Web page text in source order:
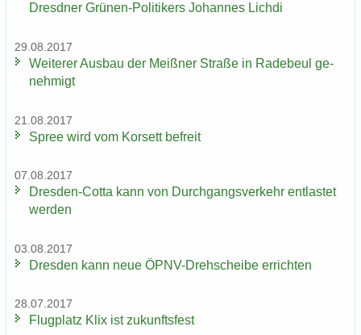
Dresd­ner Grünen-​Politikers Jo­han­nes Lich­di
29.08.2017
Wei­te­rer Aus­bau der Meiß­ner Stra­ße in Ra­de­beul ge­
neh­migt
21.08.2017
Spree wird vom Kor­sett be­freit
07.08.2017
Dresden-​Cotta kann von Durch­gangs­ver­kehr ent­las­tet
wer­den
03.08.2017
Dres­den kann neue ÖPNV-​Drehscheibe er­rich­ten
28.07.2017
Flug­platz Klix ist zu­kunfts­fest